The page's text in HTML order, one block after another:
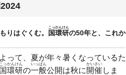
りはぐくむ。 国環研
こっかんけん
の50年と、これか
って、夏が年々暑くなっているた
国環研
こっかんけん
の一般
いっぱん
公開は秋に 開催
かいさい
しま